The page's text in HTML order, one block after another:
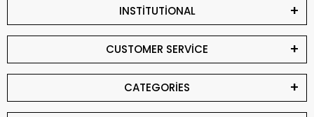
INSTİTUTİONAL
CUSTOMER SERVİCE
CATEGORİES